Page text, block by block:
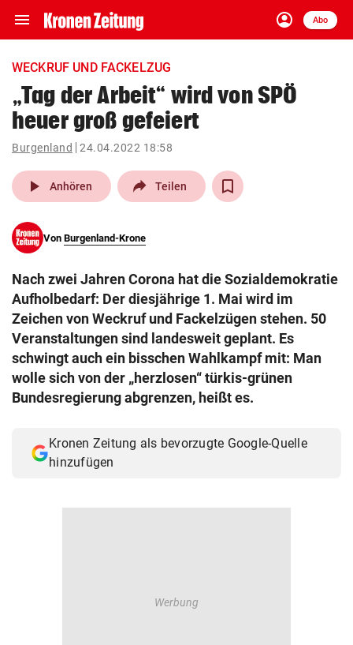
menu Navigation
ein-/ausklappen
account_circle
Anmelden
Abo
close Schließen
account_circle Anmelden
pin_drop
Wien arrow_right
search
eingeben
© Krone Multimedia GmbH & Co KG 2026
Muthgasse 2, 1190 Wien
WECKRUF UND FACKELZUG
„Tag der Arbeit“ wird von SPÖ
heuer groß gefeiert
Burgenland 24.04.2022 18:58
play_arrow Anhören Teilen
Von Burgenland-Krone
Nach zwei Jahren Corona hat die Sozialdemokratie
Aufholbedarf: Der diesjährige 1. Mai wird im
Zeichen von Weckruf und Fackelzügen stehen. 50
Veranstaltungen sind landesweit geplant. Es
schwingt auch ein bisschen Wahlkampf mit: Man
wolle sich von der „herzlosen“ türkis-grünen
Bundesregierung abgrenzen, heißt es.
Kronen Zeitung als bevorzugte Google-Quelle
hinzufügen